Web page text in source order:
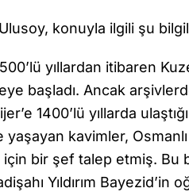
konuyla ilgili şu
yıllardan itibaren
başladı. Ancak
1400’lü yıllarda
yaşayan kavimler,
bir şef talep etmiş. Bu
Yıldırım